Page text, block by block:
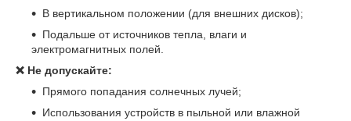
В вертикальном положении (для внешних дисков);
Подальше от источников тепла, влаги и
электромагнитных полей.
❌ Не допускайте:
Прямого попадания солнечных лучей;
Использования устройств в пыльной или влажной